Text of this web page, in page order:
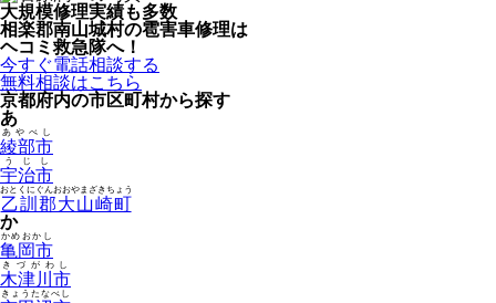
大規模修理実績も多数
相楽郡南山城村の雹害車修理は
ヘコミ救急隊へ！
今すぐ電話相談する
無料相談はこちら
京都府内の市区町村から探す
あ
綾部市
あやべし
宇治市
うじし
乙訓郡大山崎町
おとくにぐんおおやまざきちょう
か
亀岡市
かめおかし
木津川市
きづがわし
きょうたなべし